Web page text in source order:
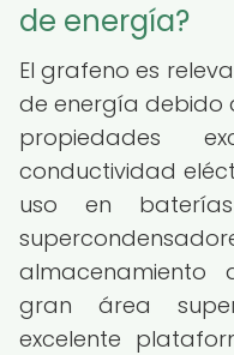
de energía?
El grafeno es
de energía debido
propiedades
conductividad
uso en
almacenamiento
gran área
excelente